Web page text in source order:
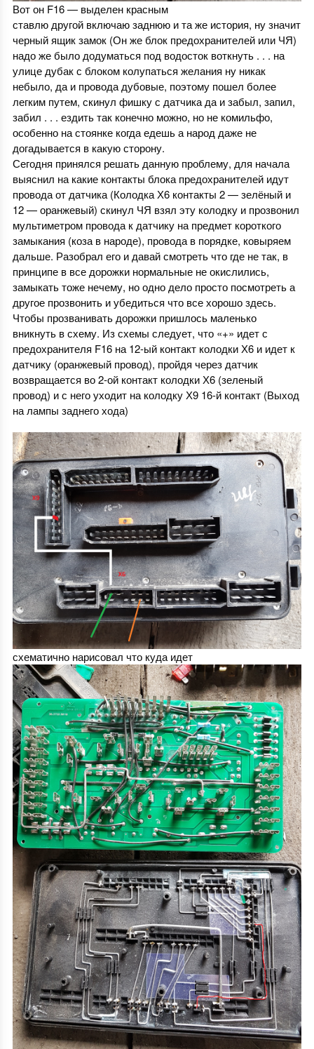
Вот он F16 — выделен красным
ставлю другой включаю заднюю и та же история, ну значит
черный ящик замок (Он же блок предохранителей или ЧЯ)
надо же было додуматься под водосток воткнуть . . . на
улице дубак с блоком колупаться желания ну никак
небыло, да и провода дубовые, поэтому пошел более
легким путем, скинул фишку с датчика да и забыл, запил,
забил . . . ездить так конечно можно, но не комильфо,
особенно на стоянке когда едешь а народ даже не
догадывается в какую сторону.
Сегодня принялся решать данную проблему, для начала
выяснил на какие контакты блока предохранителей идут
провода от датчика (Колодка Х6 контакты 2 — зелёный и
12 — оранжевый) скинул ЧЯ взял эту колодку и прозвонил
мультиметром провода к датчику на предмет короткого
замыкания (коза в народе), провода в порядке, ковыряем
дальше. Разобрал его и давай смотреть что где не так, в
принципе в все дорожки нормальные не окислились,
замыкать тоже нечему, но одно дело просто посмотреть а
другое прозвонить и убедиться что все хорошо здесь.
Чтобы прозванивать дорожки пришлось маленько
вникнуть в схему. Из схемы следует, что «+» идет с
предохранителя F16 на 12-ый контакт колодки Х6 и идет к
датчику (оранжевый провод), пройдя через датчик
возвращается во 2-ой контакт колодки Х6 (зеленый
провод) и с него уходит на колодку Х9 16-й контакт (Выход
на лампы заднего хода)
схематично нарисовал что куда идет